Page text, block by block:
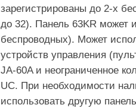
зарегистрированы до 2-х
до 32). Панель 63KR может
беспроводных). Может
устройств управления
JA-60A и неограниченное
UC. При необходимости
использовать другую